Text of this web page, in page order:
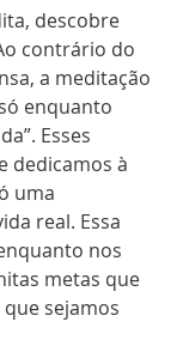
descobre
contrário do
a meditação
enquanto
Esses
dedicamos à
uma
real. Essa
nos
metas que
sejamos